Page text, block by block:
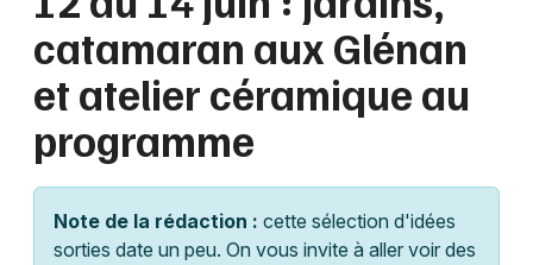
Activité & Expérience
Manifestations
Spectacles
Lyon
Marseille
Mulhouse
Montpellier
Nantes
catamaran aux Glénan
et atelier céramique au
programme
Note de la rédaction : cette sélection d'idées
sorties date un peu. On vous invite à aller voir des
Aujourd'hui
Demain Ce week-end Autre